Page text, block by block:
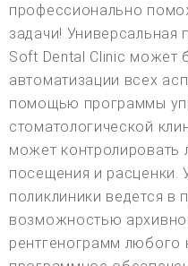
профессионально
задачи! Универсальная
Soft Dental Clinic может
автоматизации всех
помощью программы
стоматологической
может контролировать
посещения и расценки.
поликлиники ведется
возможностью
рентгенограмм любого